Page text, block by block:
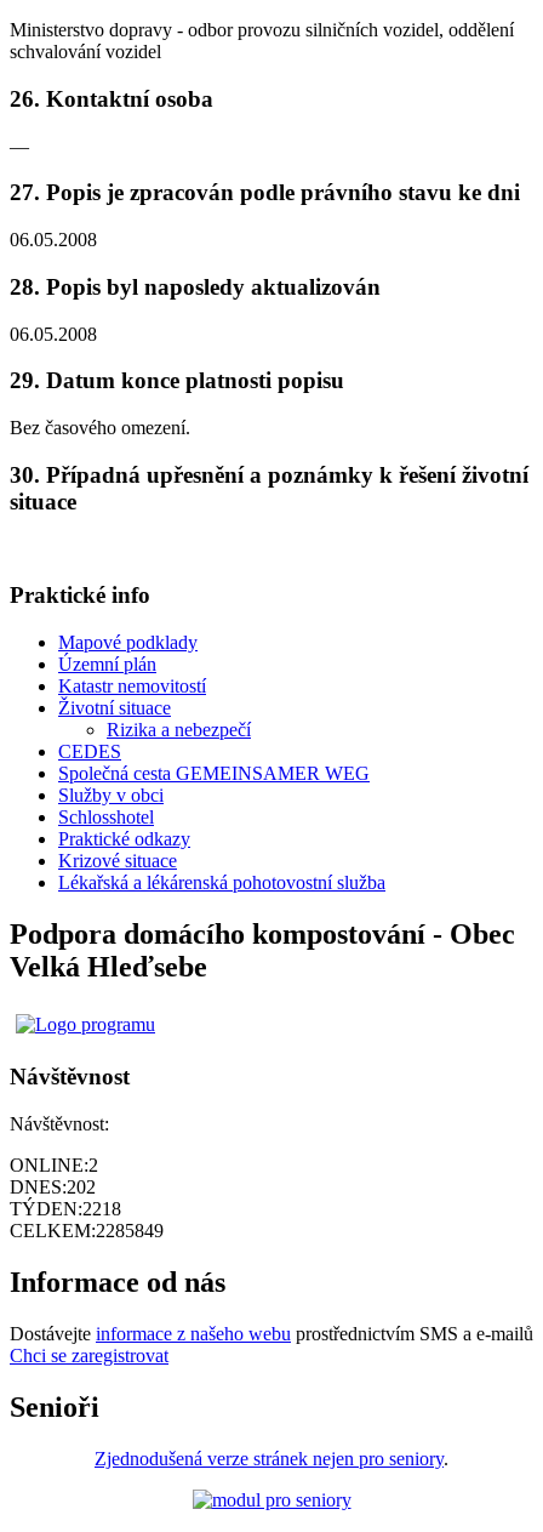
Ministerstvo dopravy - odbor provozu silničních vozidel, oddělení
schvalování vozidel
26. Kontaktní osoba
—
27. Popis je zpracován podle právního stavu ke dni
06.05.2008
28. Popis byl naposledy aktualizován
06.05.2008
29. Datum konce platnosti popisu
Bez časového omezení.
30. Případná upřesnění a poznámky k řešení životní
situace
Praktické info
Mapové podklady
Územní plán
Katastr nemovitostí
Životní situace
Rizika a nebezpečí
CEDES
Společná cesta GEMEINSAMER WEG
Služby v obci
Schlosshotel
Praktické odkazy
Krizové situace
Lékařská a lékárenská pohotovostní služba
Podpora domácího kompostování - Obec
Velká Hleďsebe
Návštěvnost
Návštěvnost:
ONLINE:2
DNES:202
TÝDEN:2218
CELKEM:2285849
Informace od nás
Dostávejte informace z našeho webu prostřednictvím SMS a e-mailů
Chci se zaregistrovat
Senioři
Zjednodušená verze stránek nejen pro seniory.